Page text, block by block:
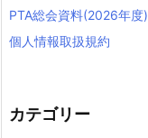
PTA総会資料(2026年度)
個人情報取扱規約
カテゴリー